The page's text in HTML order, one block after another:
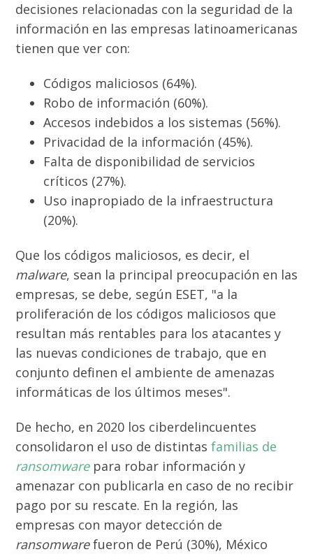
decisiones relacionadas con la seguridad de la
información en las empresas latinoamericanas
tienen que ver con:
Códigos maliciosos (64%).
Robo de información (60%).
Accesos indebidos a los sistemas (56%).
Privacidad de la información (45%).
Falta de disponibilidad de servicios
críticos (27%).
Uso inapropiado de la infraestructura
(20%).
Que los códigos maliciosos, es decir, el
malware, sean la principal preocupación en las
empresas, se debe, según ESET, "a la
proliferación de los códigos maliciosos que
resultan más rentables para los atacantes y
las nuevas condiciones de trabajo, que en
conjunto definen el ambiente de amenazas
informáticas de los últimos meses".
De hecho, en 2020 los ciberdelincuentes
consolidaron el uso de distintas familias de
ransomwarepara robar información y
amenazar con publicarla en caso de no recibir
pago por su rescate. En la región, las
empresas con mayor detección de
ransomwarefueron de Perú (30%), México